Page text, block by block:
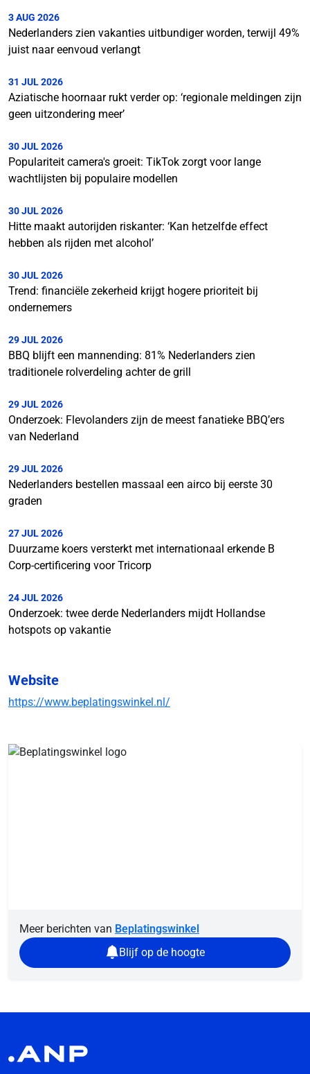
3 AUG 2026
Nederlanders zien vakanties uitbundiger worden, terwijl 49%
juist naar eenvoud verlangt
31 JUL 2026
Aziatische hoornaar rukt verder op: ‘regionale meldingen zijn
geen uitzondering meer’
30 JUL 2026
Populariteit camera's groeit: TikTok zorgt voor lange
wachtlijsten bij populaire modellen
30 JUL 2026
Hitte maakt autorijden riskanter: ‘Kan hetzelfde effect
hebben als rijden met alcohol’
30 JUL 2026
Trend: financiële zekerheid krijgt hogere prioriteit bij
ondernemers
29 JUL 2026
BBQ blijft een mannending: 81% Nederlanders zien
traditionele rolverdeling achter de grill
29 JUL 2026
Onderzoek: Flevolanders zijn de meest fanatieke BBQ’ers
van Nederland
29 JUL 2026
Nederlanders bestellen massaal een airco bij eerste 30
graden
27 JUL 2026
Duurzame koers versterkt met internationaal erkende B
Corp-certificering voor Tricorp
24 JUL 2026
Onderzoek: twee derde Nederlanders mijdt Hollandse
hotspots op vakantie
Website
https://www.beplatingswinkel.nl/
Meer berichten van Beplatingswinkel
Blijf op de hoogte